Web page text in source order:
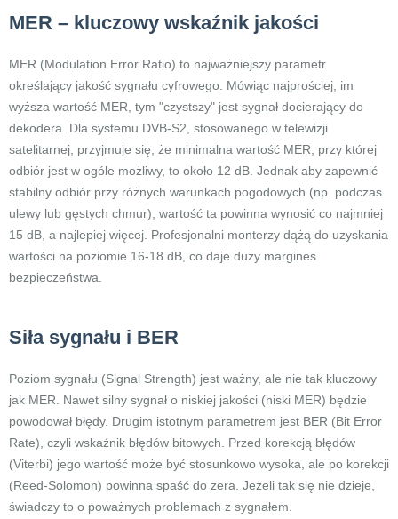
MER – kluczowy wskaźnik jakości
MER (Modulation Error Ratio) to najważniejszy parametr
określający jakość sygnału cyfrowego. Mówiąc najprościej, im
wyższa wartość MER, tym "czystszy" jest sygnał docierający do
dekodera. Dla systemu DVB-S2, stosowanego w telewizji
satelitarnej, przyjmuje się, że minimalna wartość MER, przy której
odbiór jest w ogóle możliwy, to około 12 dB. Jednak aby zapewnić
stabilny odbiór przy różnych warunkach pogodowych (np. podczas
ulewy lub gęstych chmur), wartość ta powinna wynosić co najmniej
15 dB, a najlepiej więcej. Profesjonalni monterzy dążą do uzyskania
wartości na poziomie 16-18 dB, co daje duży margines
bezpieczeństwa.
Siła sygnału i BER
Poziom sygnału (Signal Strength) jest ważny, ale nie tak kluczowy
jak MER. Nawet silny sygnał o niskiej jakości (niski MER) będzie
powodował błędy. Drugim istotnym parametrem jest BER (Bit Error
Rate), czyli wskaźnik błędów bitowych. Przed korekcją błędów
(Viterbi) jego wartość może być stosunkowo wysoka, ale po korekcji
(Reed-Solomon) powinna spaść do zera. Jeżeli tak się nie dzieje,
świadczy to o poważnych problemach z sygnałem.